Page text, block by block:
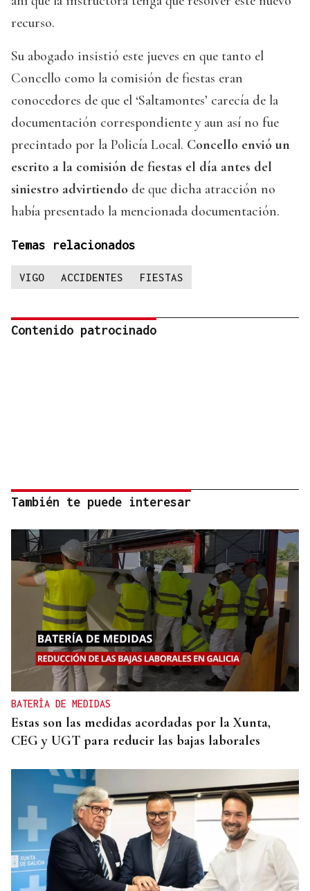
recurso.
Su abogado insistió este jueves en que tanto el
Concello como la comisión de fiestas eran
conocedores de que el ‘Saltamontes’ carecía de la
documentación correspondiente y aun así no fue
precintado por la Policía Local. Concello envió un
escrito a la comisión de fiestas el día antes del
siniestro advirtiendo de que dicha atracción no
había presentado la mencionada documentación.
Temas relacionados
VIGO ACCIDENTES FIESTAS
Contenido patrocinado
También te puede interesar
BATERÍA DE MEDIDAS
Estas son las medidas acordadas por la Xunta,
CEG y UGT para reducir las bajas laborales